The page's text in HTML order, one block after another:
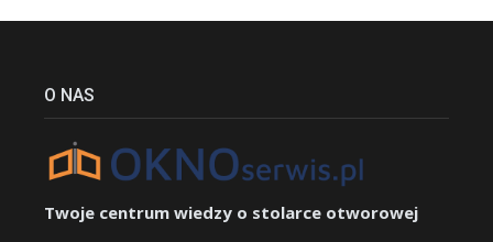
O NAS
Twoje centrum wiedzy o stolarce otworowej